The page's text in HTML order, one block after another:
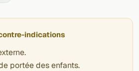
indications
portée des enfants.